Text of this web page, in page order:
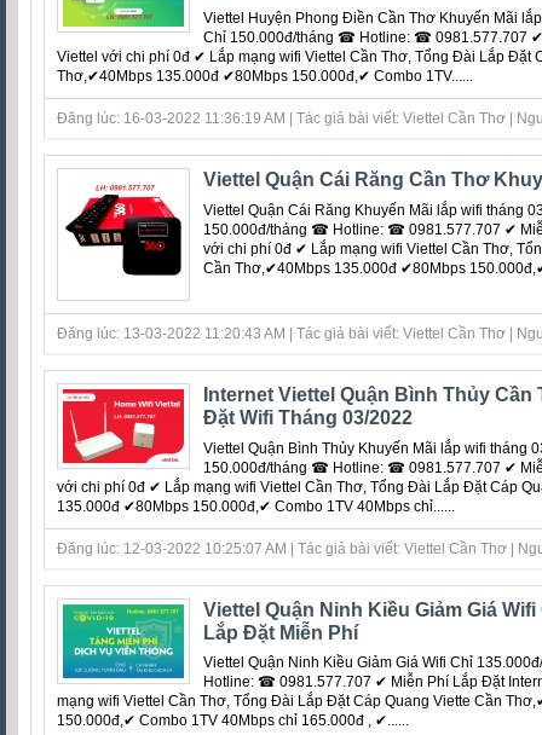
Viettel Huyện Phong Điền Cần Thơ Khuyến Mãi
Chỉ 150.000đ/tháng ☎ Hotline: ☎ 0981.577.707 ✔
Viettel với chi phí 0đ ‎✔ Lắp mạng wifi Viettel Cần Thơ, Tổng Đài Lắp Đặt
Thơ,✔40Mbps 135.000đ ✔80Mbps 150.000đ,✔ Combo 1TV......
Đăng lúc: 16-03-2022 11:36:19 AM | Tác giả bài viết: Viettel Cần Thơ |
Viettel Quận Cái Răng Cần Thơ
Viettel Quận Cái Răng Khuyến Mãi lắp wifi tháng
150.000đ/tháng ☎ Hotline: ☎ 0981.577.707 ✔
với chi phí 0đ ‎✔ Lắp mạng wifi Viettel Cần Thơ,
Cần Thơ,✔40Mbps 135.000đ ✔80Mbps
Đăng lúc: 13-03-2022 11:20:43 AM | Tác giả bài viết: Viettel Cần Thơ |
Internet Viettel Quận Bình Thủy
Đặt Wifi Tháng 03/2022
Viettel Quận Bình Thủy Khuyến Mãi lắp wifi tháng
150.000đ/tháng ☎ Hotline: ☎ 0981.577.707 ✔
với chi phí 0đ ‎✔ Lắp mạng wifi Viettel Cần Thơ, Tổng Đài Lắp Đặt Cáp
135.000đ ✔80Mbps 150.000đ,✔ Combo 1TV 40Mbps chỉ......
Đăng lúc: 12-03-2022 10:25:07 AM | Tác giả bài viết: Viettel Cần Thơ |
Viettel Quận Ninh Kiều Giảm Giá
Lắp Đặt Miễn Phí
Viettel Quận Ninh Kiều Giảm Giá Wifi Chỉ
Hotline: ☎ 0981.577.707 ✔ Miễn Phí Lắp Đặt
mạng wifi Viettel Cần Thơ, Tổng Đài Lắp Đặt Cáp Quang Viette Cần
150.000đ,✔ Combo 1TV 40Mbps chỉ 165.000đ , ✔......